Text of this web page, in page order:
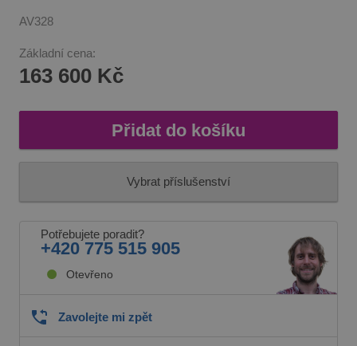
AV328
Základní cena:
163 600 Kč
Přidat do košíku
Vybrat příslušenství
Potřebujete poradit?
+420 775 515 905
Otevřeno
Zavolejte mi zpět